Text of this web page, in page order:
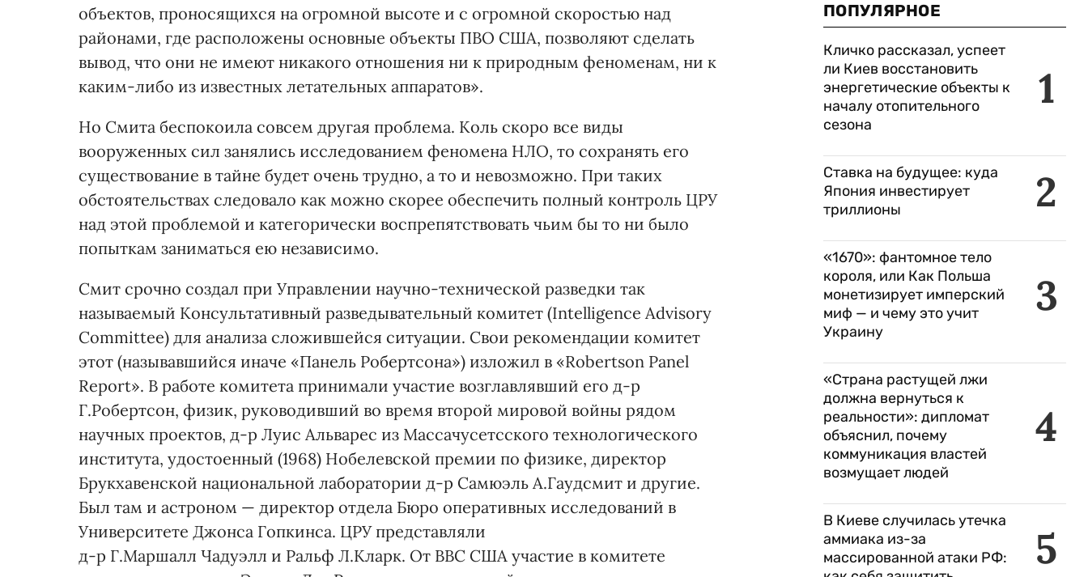
объектов, проносящихся на огромной высоте и с огромной скоростью над
районами, где расположены основные объекты ПВО США, позволяют сделать
вывод, что они не имеют никакого отношения ни к природным феноменам, ни к
каким-либо из известных летательных аппаратов».
Но Смита беспокоила совсем другая проблема. Коль скоро все виды
вооруженных сил занялись исследованием феномена НЛО, то сохранять его
существование в тайне будет очень трудно, а то и невозможно. При таких
обстоятельствах следовало как можно скорее обеспечить полный контроль ЦРУ
над этой проблемой и категорически воспрепятствовать чьим бы то ни было
попыткам заниматься ею независимо.
Смит срочно создал при Управлении научно-технической разведки так
называемый Консультативный разведывательный комитет (Intelligence Advisory
Committee) для анализа сложившейся ситуации. Свои рекомендации комитет
этот (называвшийся иначе «Панель Робертсона») изложил в «Robertson Panel
Report». В работе комитета принимали участие возглавлявший его д-р
Г.Робертсон, физик, руководивший во время второй мировой войны рядом
научных проектов, д-р Луис Альварес из Массачусетсского технологического
института, удостоенный (1968) Нобелевской премии по физике, директор
Брукхавенской национальной лаборатории д-р Самюэль А.Гаудсмит и другие.
Был там и астроном — директор отдела Бюро оперативных исследований в
Университете Джонса Гопкинса. ЦРУ представляли
д-р Г.Маршалл Чадуэлл и Ральф Л.Кларк. От ВВС США участие в комитете
ПОПУЛЯРНОЕ
1
Кличко рассказал, успеет
ли Киев восстановить
энергетические объекты к
началу отопительного
сезона
2
Ставка на будущее: куда
Япония инвестирует
триллионы
3
«1670»: фантомное тело
короля, или Как Польша
монетизирует имперский
миф — и чему это учит
Украину
4
«Страна растущей лжи
должна вернуться к
реальности»: дипломат
объяснил, почему
коммуникация властей
возмущает людей
5
В Киеве случилась утечка
аммиака из-за
массированной атаки РФ: